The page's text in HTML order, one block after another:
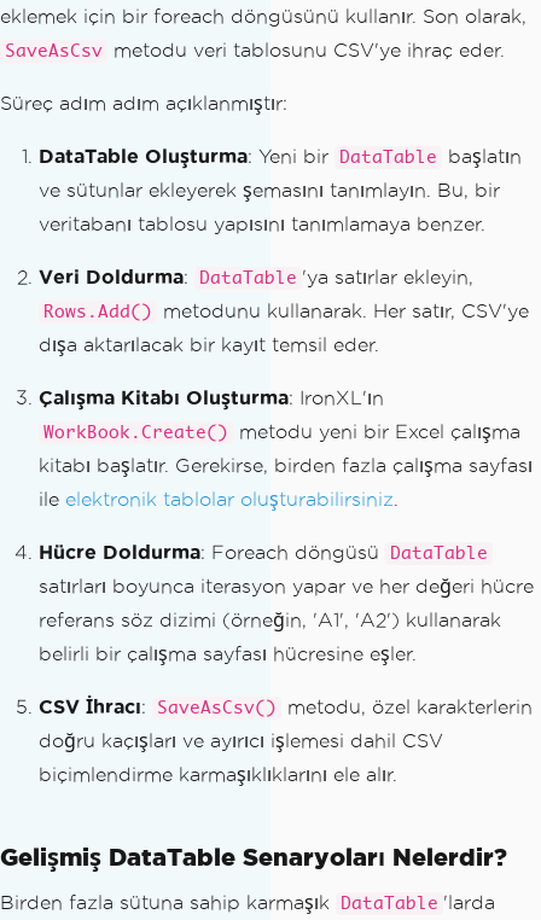
eFormat.XLS);
wb
Metadata . Author = "OJ"
// Get the default worksheet
// Initialize rowCounter for Excel she
;
ble and add the data to the Excel work
sheet
{
// Populate worksheet cells with d
ata from DataTable
    rowCount
// Save the workbook as a CSV file
wb . SaveAsCsv("Save_DataTable_CSV.csv"
ble_CSV.Sheet1.csv
eklemek için bir foreach döngüsünü kullanır. Son olarak,
SaveAsCsv metodu veri tablosunu CSV'ye ihraç eder.
Süreç adım adım açıklanmıştır:
DataTable Oluşturma: Yeni bir DataTable
başlatın
ve sütunlar ekleyerek şemasını tanımlayın. Bu, bir
veritabanı tablosu yapısını tanımlamaya benzer.
Veri Doldurma: DataTable 'ya satırlar ekleyin,
Rows.Add()
metodunu kullanarak. Her satır, CSV'ye
dışa aktarılacak bir kayıt temsil eder.
Çalışma Kitabı Oluşturma: IronXL'ın
WorkBook.Create()
metodu yeni bir Excel çalışma
kitabı başlatır. Gerekirse, birden fazla çalışma sayfası
ile elektronik tablolar oluşturabilirsiniz
Hücre Doldurma: Foreach döngüsü DataTable
satırları boyunca iterasyon yapar ve her değeri hücre
referans söz dizimi (örneğin, 'A1', 'A2') kullanarak
belirli bir çalışma sayfası hücresine eşler.
CSV İhracı: SaveAsCsv()
metodu, özel karakterlerin
doğru kaçışları ve ayırıcı işlemesi dahil CSV
biçimlendirme karmaşıklıklarını ele alır.
Gelişmiş DataTable Senaryoları Nelerdir?
Birden fazla sütuna sahip karmaşık DataTable 'larda